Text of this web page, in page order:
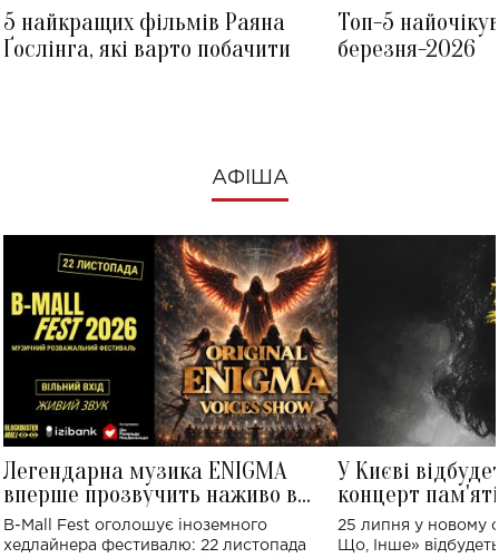
5 найкращих фільмів Раяна
Ґослінга, які варто побачити
Топ-5
березня-2026
АФІША
Легендарна музика ENIGMA
вперше прозвучить наживо в
Україні: де відбудеться концерт
B-Mall Fest оголошує іноземного
хедлайнера фестивалю: 22 листопада
У Києві
концерт
Клименка:
виконають
25 липня у новому
Що, Інше»